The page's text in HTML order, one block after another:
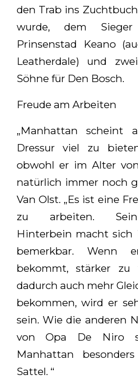
den Trab ins
wurde, dem
Prinsenstad Keano
Leatherdale) und
Söhne für Den Bosch.
Freude am Arbeiten
„Manhattan scheint
Dressur viel zu
obwohl er im Alter
natürlich immer noch
Van Olst. „Es ist eine
zu arbeiten.
Hinterbein macht sich
bemerkbar. Wenn
bekommt, stärker zu
dadurch auch mehr
bekommen, wird er
sein. Wie die anderen
von Opa De Niro
Manhattan
Sattel. “